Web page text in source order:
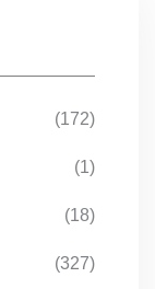
(172)
(1)
(18)
(327)